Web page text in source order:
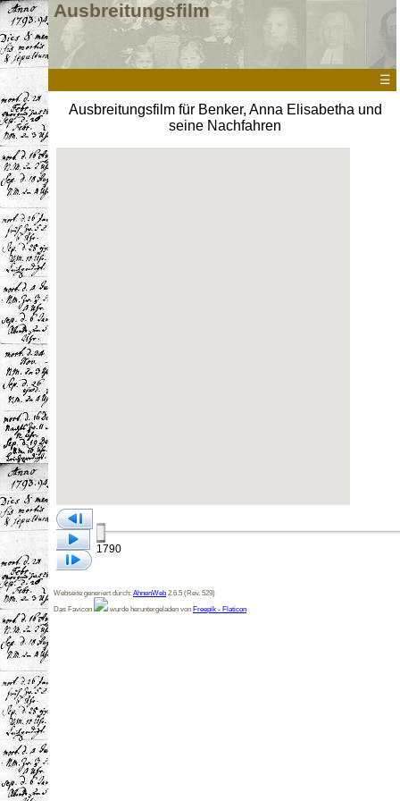
Ausbreitungsfilm
☰
Ausbreitungsfilm für Benker, Anna Elisabetha und
seine Nachfahren
1790
Webseite generiert durch: AhnenWeb 2.6.5 (Rev. 529)
Das Favicon
wurde heruntergeladen von Freepik - Flaticon